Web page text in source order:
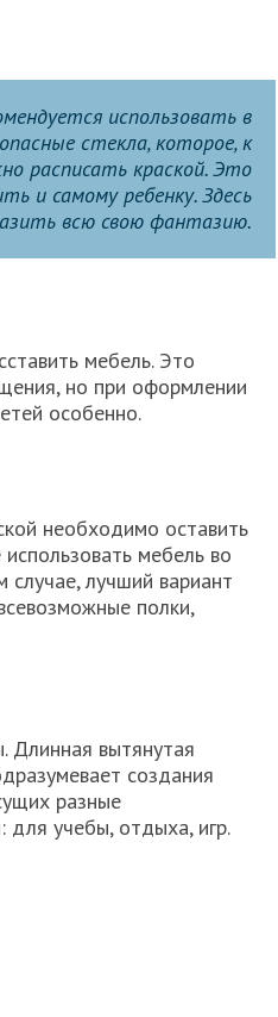
использовать в
стекла, которое, к
расписать краской. Это
и самому ребенку. Здесь
всю свою фантазию.
мебель. Это
но при оформлении
особенно.
необходимо оставить
мебель во
случае, лучший вариант
полки,
Длинная вытянутая
создания
разные
для учебы, отдыха, игр.